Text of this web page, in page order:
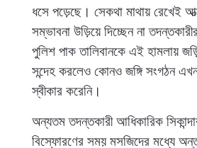
ধসে পড়েছে। সেকথা মাথায় রেখেই
সম্ভাবনা উড়িয়ে দিচ্ছেন না
পুলিশ পাক তালিবানকে এই হামলায়
সন্দেহ করলেও কোনও জঙ্গি সংগঠন
স্বীকার করেনি।
অন্যতম তদন্তকারী আধিকারিক
বিস্ফোরণের সময় মসজিদের মধ্যে